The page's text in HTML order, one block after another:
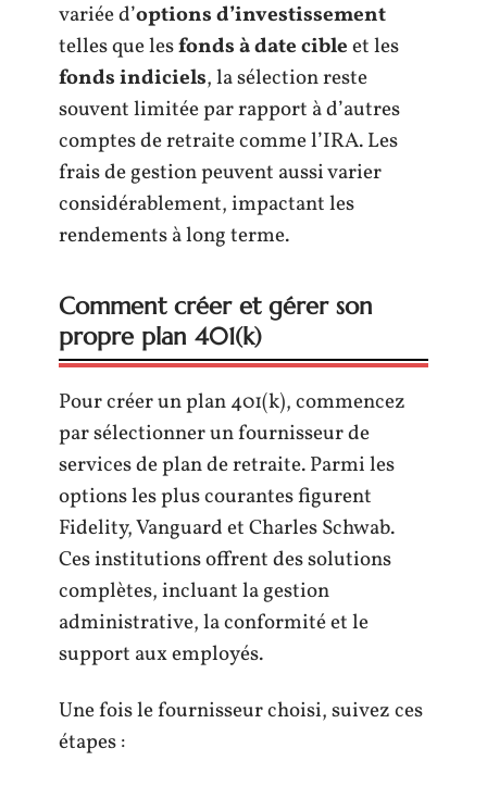
variée d’options d’investissement
telles que lesfonds à date cibleet les
fonds indiciels, la sélection reste
souvent limitée par rapport à d’autres
comptes de retraite comme l’IRA. Les
frais de gestion peuvent aussi varier
considérablement, impactant les
rendements à long terme.
Comment créer et gérer son
propre plan 401(k)
Pour créer un plan 401(k), commencez
par sélectionner un fournisseur de
services de plan de retraite. Parmi les
options les plus courantes figurent
Fidelity, Vanguard et Charles Schwab.
Ces institutions offrent des solutions
complètes, incluant la gestion
administrative, la conformité et le
support aux employés.
Une fois le fournisseur choisi, suivez ces
étapes :